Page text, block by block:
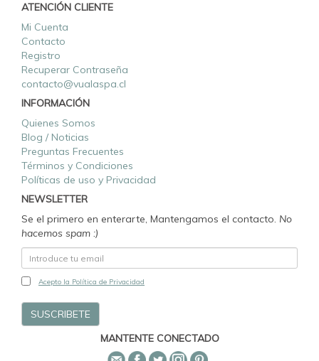
ATENCIÓN CLIENTE
Mi Cuenta
Contacto
Registro
Recuperar Contraseña
contacto@vualaspa.cl
INFORMACIÓN
Quienes Somos
Blog / Noticias
Preguntas Frecuentes
Términos y Condiciones
Políticas de uso y Privacidad
NEWSLETTER
Se el primero en enterarte, Mantengamos el contacto. No
hacemos spam :)
Acepto la Política de Privacidad
MANTENTE CONECTADO